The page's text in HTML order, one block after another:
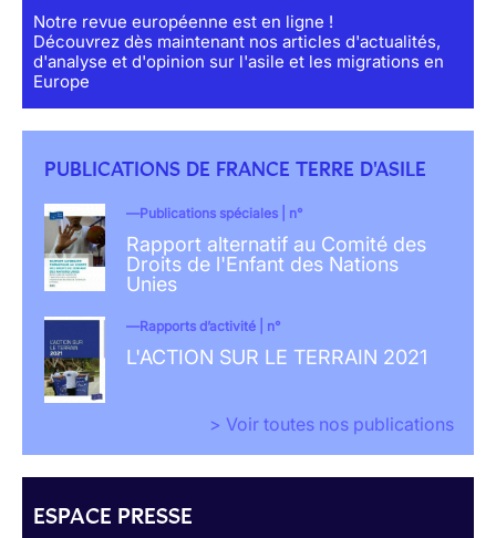
Notre revue européenne est en ligne !
Découvrez dès maintenant nos articles d'actualités,
d'analyse et d'opinion sur l'asile et les migrations en
Europe
PUBLICATIONS DE FRANCE TERRE D'ASILE
Publications spéciales | n°
Rapport alternatif au Comité des
Droits de l'Enfant des Nations
Unies
Rapports d’activité | n°
L'ACTION SUR LE TERRAIN 2021
> Voir toutes nos publications
ESPACE PRESSE